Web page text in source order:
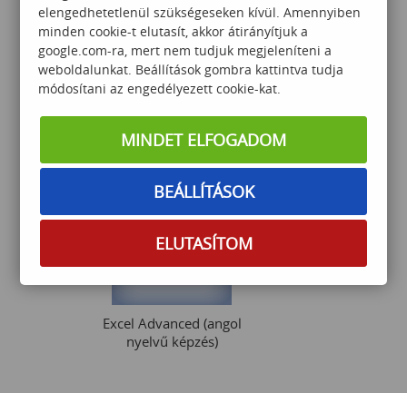
Excel középhaladó
75 000Ft
Excel Advanced (angol
nyelvű képzés)
elengedhetetlenül szükségeseken kívül. Amennyiben
minden cookie-t elutasít, akkor átirányítjuk a
google.com-ra, mert nem tudjuk megjeleníteni a
weboldalunkat. Beállítások gombra kattintva tudja
módosítani az engedélyezett cookie-kat.
MINDET ELFOGADOM
BEÁLLÍTÁSOK
ELUTASÍTOM